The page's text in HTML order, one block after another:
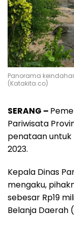
Panorama
(Katakita.co)
SERANG –
Pariwisata
penataan
2023.
Kepala Dinas
mengaku,
sebesar Rp19
Belanja Daerah